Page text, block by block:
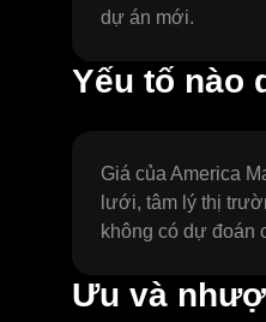
dự án mới.
Yếu tố nào
Giá của America
lưới, tâm lý thị
không có dự đoán
Ưu và